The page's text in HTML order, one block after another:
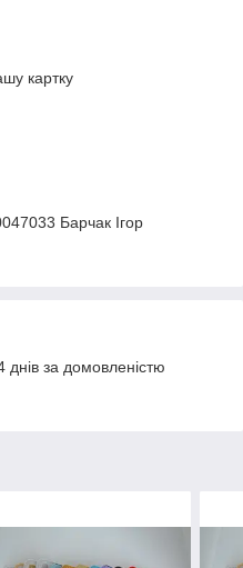
картку
Барчак Ігор
за домовленістю